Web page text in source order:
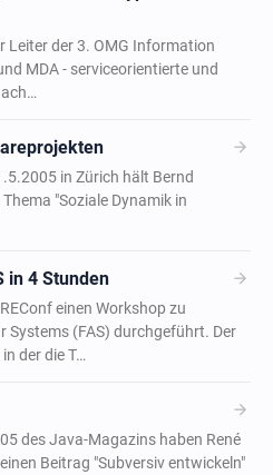
Leiter der 3. OMG Information
MDA - serviceorientierte und
arrow_forward
in Zürich hält Bernd
"Soziale Dynamik in
in 4 Stunden arrow_forward
einen Workshop zu
(FAS) durchgeführt. Der
der die T…
arrow_forward
des Java-Magazins haben René
Beitrag "Subversiv entwickeln"